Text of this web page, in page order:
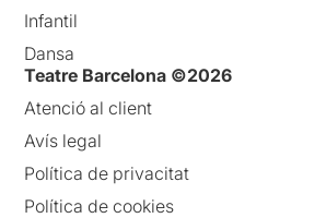
Infantil
Dansa
Teatre Barcelona ©2026
Atenció al client
Avís legal
Política de privacitat
Política de cookies